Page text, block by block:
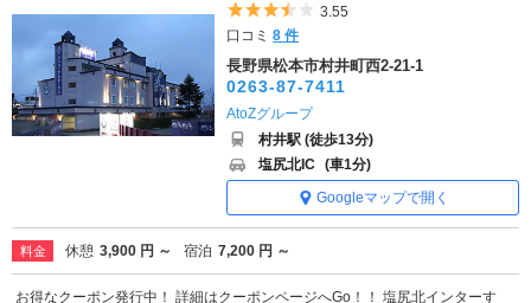
5つ星のうち3.5
3.55
口コミ8 件
長野県松本市村井町西2-21-1
0263-87-7411
AtoZグループ
村井駅 (徒歩13分)
塩尻北IC (車1分)
Googleマップで開く
料金 休憩 3,900 円 ～ 宿泊 7,200 円 ～
お得なクーポン発行中！ 詳細はクーポンページへGo！！ 塩尻北インターす